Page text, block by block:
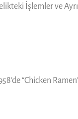
İşlemler ve
“Chicken Ramen”,